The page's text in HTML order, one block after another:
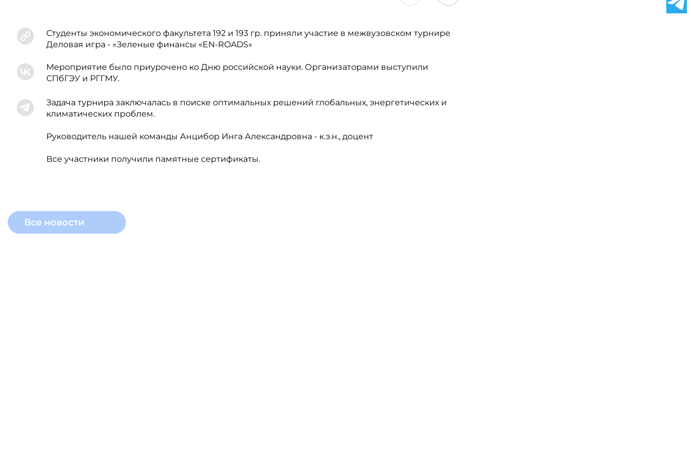
Студенты экономического факультета 192 и 193 гр. приняли участие в межвузовском турнире
Деловая игра - «Зеленые финансы «EN-ROADS»
Мероприятие было приурочено ко Дню российской науки. Организаторами выступили
СПбГЭУ и РГГМУ.
Задача турнира заключалась в поиске оптимальных решений глобальных, энергетических и
климатических проблем.
Руководитель нашей команды Анцибор Инга Александровна - к.э.н., доцент
Все участники получили памятные сертификаты.
Все новости